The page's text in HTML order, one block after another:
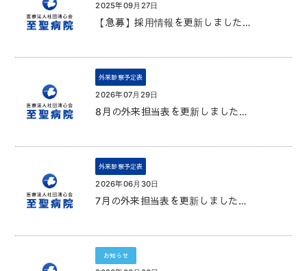
2025年09月27日
【急募】採用情報を更新しました…
外来診察予定表
2026年07月29日
8月の外来担当表を更新しました…
外来診察予定表
2026年06月30日
7月の外来担当表を更新しました…
お知らせ